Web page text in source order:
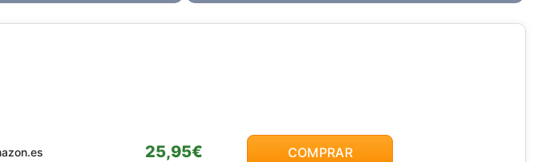
25,95€ COMPRAR